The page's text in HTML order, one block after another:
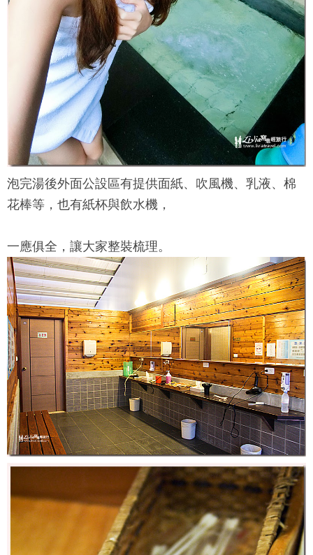
泡完湯後外面公設區有提供面紙、吹風機、乳液、棉
花棒等，也有紙杯與飲水機，
一應俱全，讓大家整裝梳理。